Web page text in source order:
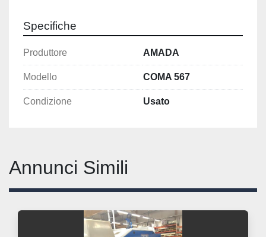
Specifiche
Produttore AMADA
Modello COMA 567
Condizione Usato
Annunci Simili